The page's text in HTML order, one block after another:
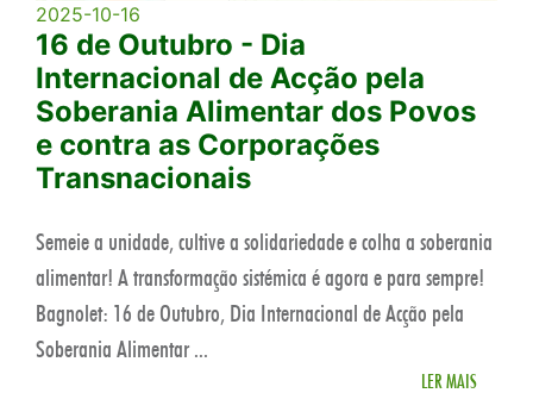
2025-10-16
16 de Outubro - Dia
Internacional de Acção pela
Soberania Alimentar dos Povos
e contra as Corporações
Transnacionais
Semeie a unidade, cultive a solidariedade e colha a soberania
alimentar! A transformação sistémica é agora e para sempre!
Bagnolet: 16 de Outubro, Dia Internacional de Acção pela
Soberania Alimentar ...
LER MAIS